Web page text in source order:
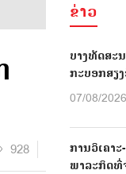
928
ຂ່າວ
ບາງທັດສະ
ກະບອກສຽ
07/08/
ການວິເຄາ
ພາລະກິດທີ່